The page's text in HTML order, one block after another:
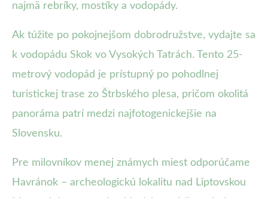
najmä rebríky, mostíky a vodopády.
Ak túžite po pokojnejšom dobrodružstve, vydajte sa
k vodopádu Skok vo Vysokých Tatrách. Tento 25-
metrový vodopád je prístupný po pohodlnej
turistickej trase zo Štrbského plesa, pričom okolitá
panoráma patrí medzi najfotogenickejšie na
Slovensku.
Pre milovníkov menej známych miest odporúčame
Havránok – archeologickú lokalitu nad Liptovskou